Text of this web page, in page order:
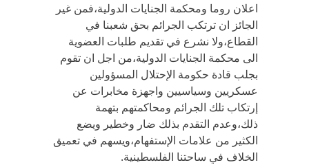
اعلان روما ومحكمة الجنايات الدولية،فمن غير
الجائز ان ترتكب الجرائم بحق شعبنا في
القطاع،ولا نشرع في تقديم طلبات العضوية
الى محكمة الجنايات الدولية،من اجل ان تقوم
بجلب قادة حكومة الإحتلال المسؤولين
عسكريين وسياسيين واجهزة مخابرات عن
إرتكاب تلك الجرائم ومحاكمتهم بتهمة
ذلك،وعدم التقدم بذلك ضار وخطير ويضع
الكثير من علامات الإستفهام،ويسهم في تعميق
الخلاف في ساحتنا الفلسطينية.